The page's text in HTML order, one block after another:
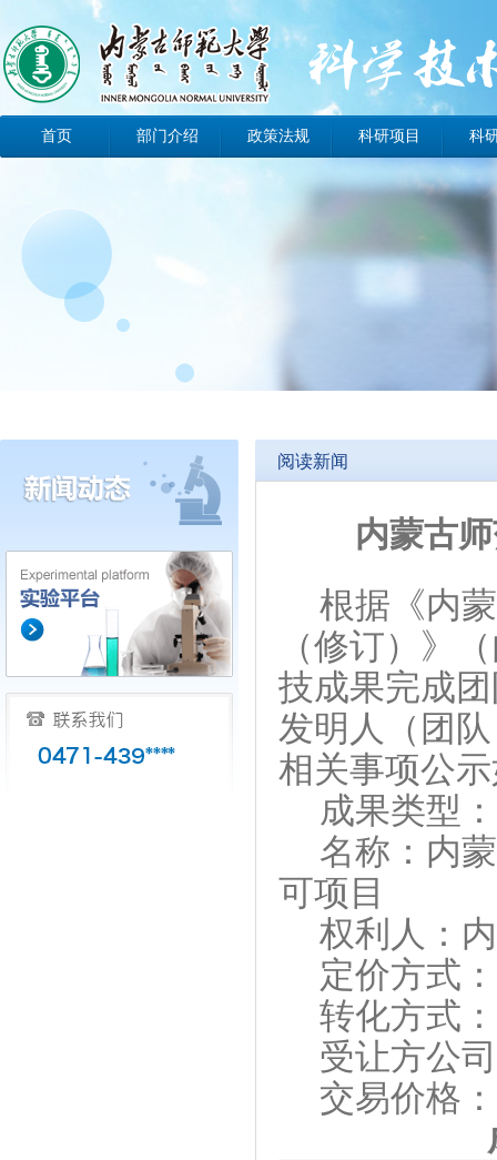
首页 部门介绍 政策法规 科研项目 科
阅读新闻
内蒙古
根据《内
（修订）》
技成果完成
发明人（团
相关事项公
成果类型：
名称：内
可项目
权利人：
定价方式：
转化方式
受让方公
交易价格